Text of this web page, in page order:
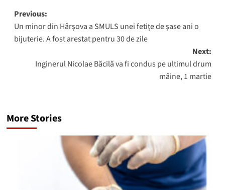
Post
navigation
Previous:
Un minor din Hârșova a SMULS unei fetițe de șase ani o
bijuterie. A fost arestat pentru 30 de zile
Next:
Inginerul Nicolae Băcilă va fi condus pe ultimul drum
mâine, 1 martie
More Stories